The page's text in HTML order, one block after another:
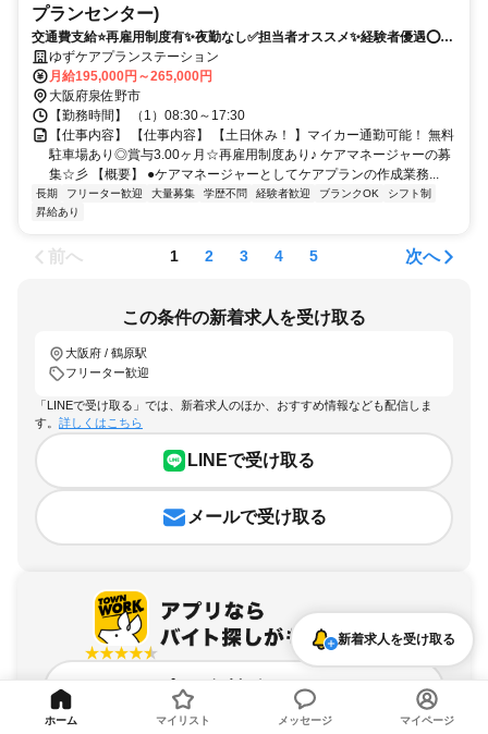
プランセンター)
交通費支給⭐️再雇用制度有✨夜勤なし✅️担当者オススメ✨経験者優遇⭕️車
通勤ＯＫ✨週休2日
ゆずケアプランステーション
月給195,000円～265,000円
大阪府泉佐野市
【勤務時間】 （1）08:30～17:30
【仕事内容】 【仕事内容】 【土日休み！ 】マイカー通勤可能！ 無料
駐車場あり◎賞与3.00ヶ月☆再雇用制度あり♪ ケアマネージャーの募
集☆彡 【概要】 ●ケアマネージャーとしてケアプランの作成業務...
長期 フリーター歓迎 大量募集 学歴不問 経験者歓迎 ブランクOK
シフト制
昇給あり
前へ 1 2 3 4 5 次へ
この条件の新着求人を受け取る
大阪府 / 鶴原駅
フリーター歓迎
「LINEで受け取る」では、新着求人のほか、おすすめ情報なども配信しま
す。 詳しくはこちら
LINEで受け取る
メールで受け取る
アプリを無料ダウンロード
新着求人を受け取る
ホーム マイリスト メッセージ マイページ